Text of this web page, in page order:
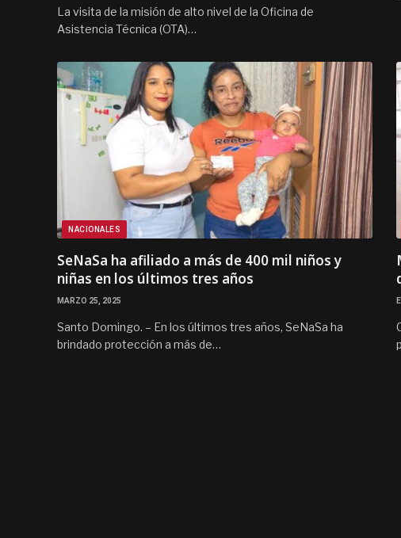
La visita de la misión de alto nivel de la Oficina de
Asistencia Técnica (OTA)…
NACIONALES
SeNaSa ha afiliado a más de 400 mil niños y
niñas en los últimos tres años
MARZO 25, 2025
Santo Domingo. – En los últimos tres años, SeNaSa ha
brindado protección a más de…